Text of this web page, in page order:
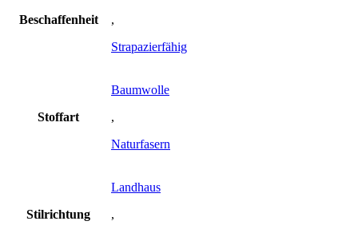
Beschaffenheit
,
Strapazierfähig
Stoffart
Baumwolle
,
Naturfasern
Stilrichtung
Landhaus
,